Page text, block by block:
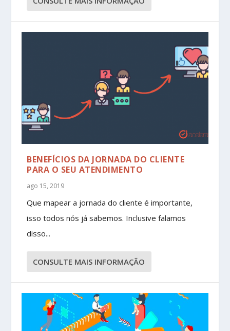
BENEFÍCIOS DA JORNADA DO CLIENTE
PARA O SEU ATENDIMENTO
ago 15, 2019
Que mapear a jornada do cliente é importante,
isso todos nós já sabemos. Inclusive falamos
disso...
CONSULTE MAIS INFORMAÇÃO